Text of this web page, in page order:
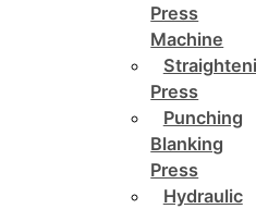
Press
Machine
Press
Punching
Blanking
Press
Hydraulic